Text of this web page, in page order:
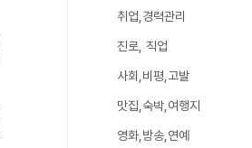
취업,경력관리
진로, 직업
사회,비평,고발
맛집,숙박,여행지
영화,방송,연예